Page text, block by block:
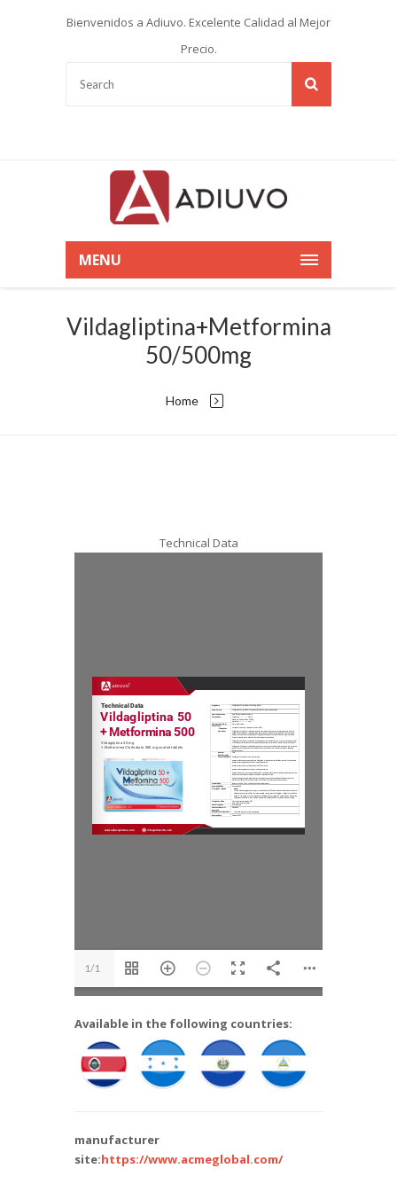
Bienvenidos a Adiuvo. Excelente Calidad al Mejor
Precio.
MENU
Vildagliptina+Metformina
50/500mg
Home
Technical Data
1/1
Available in the following countries:
manufacturer
site:https://www.acmeglobal.com/